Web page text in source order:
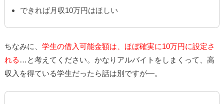
できれば月収10万円はほしい
ちなみに、学生の借入可能金額は、ほぼ確実に10万円に設定さ
れる …と考えてください。かなりアルバイトをしまくって、高
収入を得ている学生だったら話は別ですが―。